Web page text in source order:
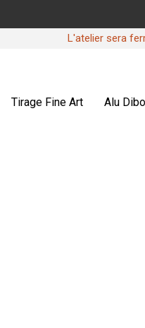
L'atelier sera
Tirage Fine Art Alu